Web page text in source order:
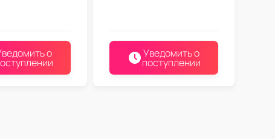
о Уведомить о
поступлении